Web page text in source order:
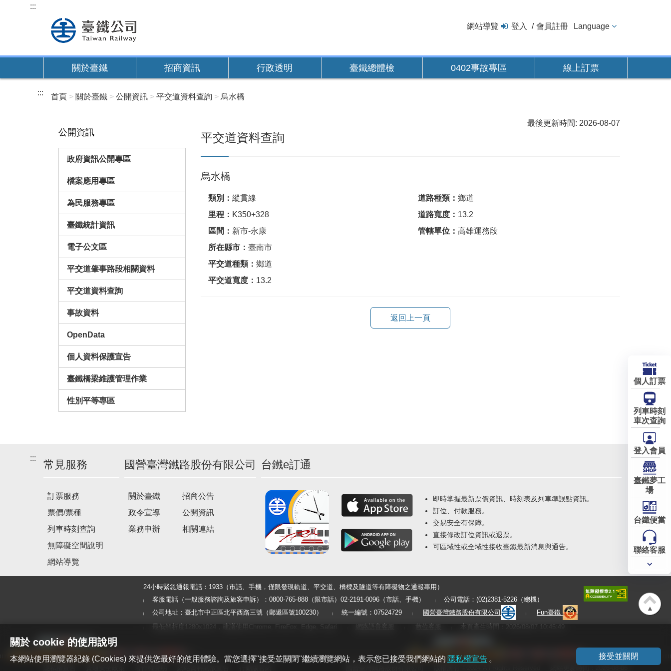
內
:::
網站導覽 登入 會員註冊 Language
關於臺鐵 招商資訊 行政透明 臺鐵總體檢 0402事故專區 線上訂票
::: 首頁 關於臺鐵 公開資訊 平交道資料查詢 烏水橋
公開資訊
政府資訊公開專區
檔案應用專區
為民服務專區
臺鐵統計資訊
電子公文區
平交道肇事路段相關資料
平交道資料查詢
事故資料
OpenData
個人資料保護宣告
臺鐵橋梁維護管理作業
性別平等專區
平交道資料查詢
最後更新時間: 2026-08-07
烏水橋
類別： 縱貫線
里程： K350+328
區間： 新市-永康
所在縣市： 臺南市
平交道種類： 鄉道
平交道寬度： 13.2
道路種類： 鄉道
道路寬度： 13.2
管轄單位： 高雄運務段
返回上一頁
:::
常見服務
訂票服務
票價/票種
列車時刻查詢
無障礙空間說明
網站導覽
國營臺灣鐵路股份有限公司
關於臺鐵
政令宣導
業務申辦
招商公告
公開資訊
相關連結
台鐵e訂通
即時掌握最新票價資訊、時刻表及列車準誤點資訊。
訂位、付款服務。
交易安全有保障。
直接修改訂位資訊或退票。
可區域性或全域性接收臺鐵最新消息與通告。
24小時緊急通報電話：1933（市話、手機，僅限發現軌道、平交道、橋樑及隧道等有障礙物之通報專用）
客服電話（一般服務諮詢及旅客申訴）：0800-765-888（限市話）02-2191-0096（市話、手機）
公司電話：(02)2381-5226（總機）
公司地址：臺北市中正區北平西路三號（郵遞區號100230）
統一編號：07524729 國營臺灣鐵路股份有限公司
Fun臺鐵
最低解析度1280x1024，建議使用Chrome, FireFox, Edge, Safari
網路語音客服 數位客服 本頁產生時間：2026/08/07 10:45:49
個人訂票
列車時刻
車次查詢
登入會員
臺鐵夢工
場
台鐵便當
聯絡客服
常用
▲
關於 cookie 的使用說明
本網站使用瀏覽器紀錄 (Cookies) 來提供您最好的使用體驗。當您選擇"接受並關閉"繼續瀏覽網站，表示您已接受我們網站的 隱私權宣告 。 接受並關閉